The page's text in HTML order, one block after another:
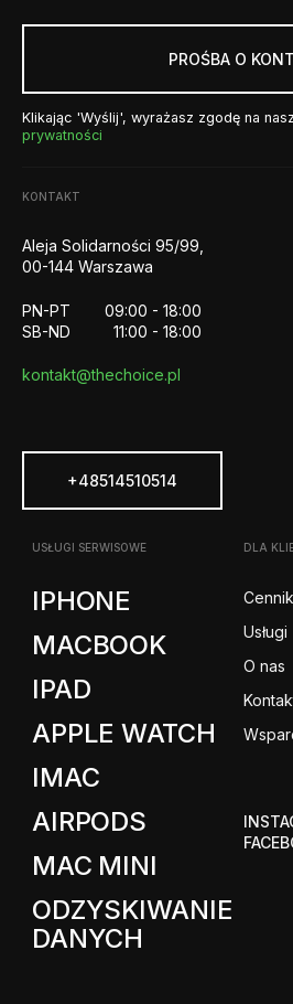
PROŚBA O
Klikając 'Wyślij', wyrażasz zgodę na
prywatności
KONTAKT
Aleja Solidarności 95/99,
00-144 Warszawa
PN-PT
09:00 - 18:00
SB-ND
11:00 - 18:00
kontakt@thechoice.pl
+48514510514
USŁUGI SERWISOWE
IPHONE
MACBOOK
IPAD
APPLE WATCH
IMAC
AIRPODS
MAC MINI
ODZYSKIWANIE
DANYCH
DLA
Cennik
Usługi
O nas